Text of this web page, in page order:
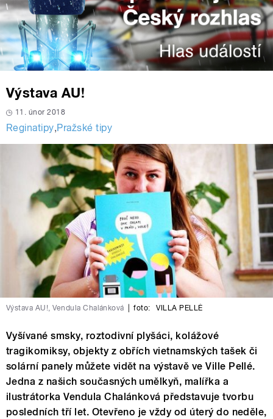
Výstava AU!
11. únor 2018
Reginatipy,Pražské tipy
Výstava AU!, Vendula Chalánková foto: VILLA PELLĚ
Vyšívané smsky, roztodivní plyšáci, kolážové
tragikomiksy, objekty z obřích vietnamských tašek či
solární panely můžete vidět na výstavě ve Ville Pellé.
Jedna z našich současných umělkyň, malířka a
ilustrátorka Vendula Chalánková představuje tvorbu
posledních tří let. Otevřeno je vždy od úterý do neděle,